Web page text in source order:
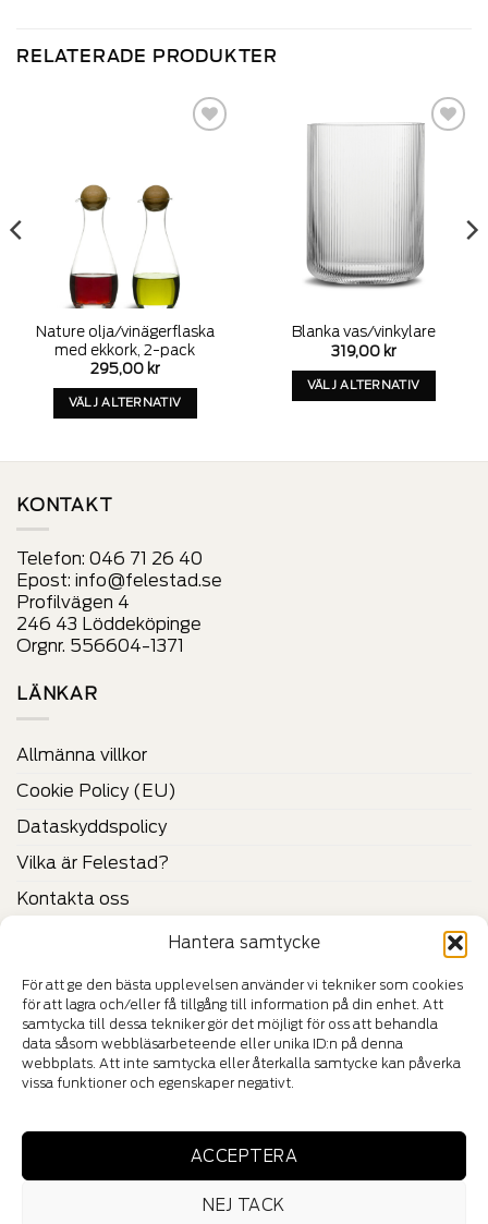
Hantera samtycke
För att ge den bästa upplevelsen använder vi tekniker som cookies
för att lagra och/eller få tillgång till information på din enhet. Att
samtycka till dessa tekniker gör det möjligt för oss att behandla
data såsom webbläsarbeteende eller unika ID:n på denna
webbplats. Att inte samtycka eller återkalla samtycke kan påverka
vissa funktioner och egenskaper negativt.
ACCEPTERA
NEJ TACK
RELATERADE PRODUKTER
Nature olja/vinägerflaska
med ekkork, 2-pack
295,00 kr
VÄLJ ALTERNATIV
väljas
på
produktens
sida
Blanka vas/vinkylare
319,00 kr
VÄLJ ALTERNATIV
KONTAKT
Telefon: 046 71 26 40
Epost: info@felestad.se
Profilvägen 4
246 43 Löddeköpinge
Orgnr. 556604-1371
LÄNKAR
Allmänna villkor
Cookie Policy (EU)
Dataskyddspolicy
Vilka är Felestad?
Kontakta oss
CERTIFIKAT & VERIFIERINGAR